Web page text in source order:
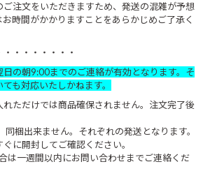
注文をいただきますため、発送の混雑が予想
時間がかかりますことをあらかじめご了承く
・・・・・・・
の朝9:00までのご連絡が有効となります。そ
も対応いたしかねます。
ただけでは商品確保されません。注文完了後
梱出来ません。それぞれの発送となります。
に開封してご確認ください。
は一週間以内にお問い合わせまでご連絡くだ